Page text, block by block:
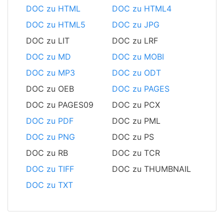
DOC zu HTML
DOC zu HTML4
DOC zu HTML5
DOC zu JPG
DOC zu LIT
DOC zu LRF
DOC zu MD
DOC zu MOBI
DOC zu MP3
DOC zu ODT
DOC zu OEB
DOC zu PAGES
DOC zu PAGES09
DOC zu PCX
DOC zu PDF
DOC zu PML
DOC zu PNG
DOC zu PS
DOC zu RB
DOC zu TCR
DOC zu TIFF
DOC zu THUMBNAIL
DOC zu TXT